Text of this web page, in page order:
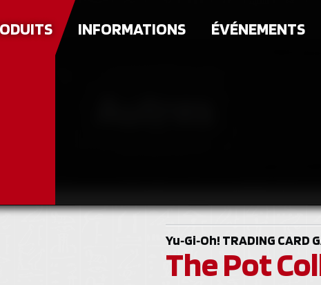
INFORMATIONS ÉVÉNEMENTS
Yu‑Gi‑Oh! TRADING CARD
The Pot